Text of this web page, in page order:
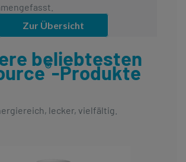
Zur Übersicht
beliebtesten
®-Produkte
lecker, vielfältig.